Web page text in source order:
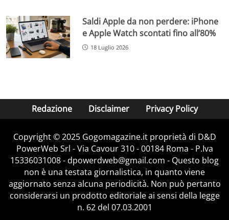
Saldi Apple da non perdere: iPhone
e Apple Watch scontati fino all’80%
18 Luglio 2026
Redazione Disclaimer Privacy Policy
Copyright © 2025 Gogomagazine.it proprietà di D&D
PowerWeb Srl - Via Cavour 310 - 00184 Roma - P.Iva
15336031008 - dpowerdweb@gmail.com - Questo blog
non è una testata giornalistica, in quanto viene
aggiornato senza alcuna periodicità. Non può pertanto
considerarsi un prodotto editoriale ai sensi della legge
n. 62 del 07.03.2001